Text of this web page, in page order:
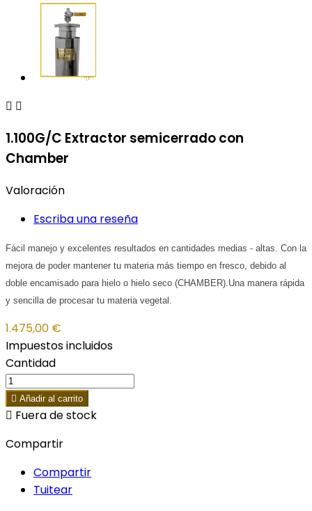
 
1.100G/C Extractor semicerrado con
Chamber
Valoración
Escriba una reseña
Fácil manejo y excelentes resultados en cantidades medias - altas. Con la
mejora de poder mantener tu materia más tiempo en fresco, debido al
doble encamisado para hielo o hielo seco (CHAMBER).Una manera rápida
y sencilla de procesar tu materia vegetal.
1.475,00 €
Impuestos incluidos
Cantidad
 Añadir al carrito
 Fuera de stock
Compartir
Compartir
Tuitear